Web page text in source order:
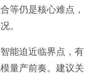
等仍是核心难点，
。
能迫近临界点，有
量产前奏。建议关